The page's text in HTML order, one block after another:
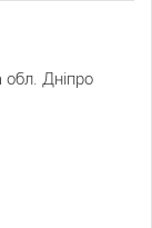
обл. Дніпро